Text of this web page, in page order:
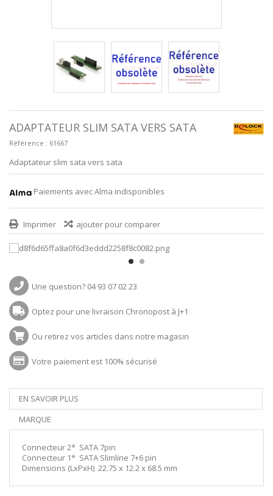
ADAPTATEUR SLIM SATA VERS SATA
Référence : 61667
Adaptateur slim sata vers sata
Paiements avec Alma indisponibles
Imprimer ajouter pour comparer
Une question? 04 93 07 02 23
Optez pour une livraison Chronopost à J+1
Ou retirez vos articles dans notre magasin
Votre paiement est 100% sécurisé
EN SAVOIR PLUS
MARQUE
Connecteur 2* SATA 7pin
Connecteur 1* SATA Slimline 7+6 pin
Dimensions (LxPxH) 22.75 x 12.2 x 68.5 mm